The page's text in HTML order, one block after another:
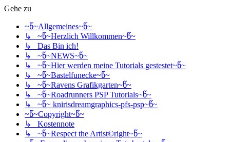
Gehe zu
~წ~Allgemeines~წ~
↳ ~წ~Herzlich Willkommen~წ~
↳ Das Bin ich!
↳ ~წ~NEWS~წ~
↳ ~წ~Hier werden meine Tutorials gestestet~წ~
↳ ~წ~Bastelfunecke~წ~
↳ ~წ~Ravens Grafikgarten~წ~
↳ ~წ~Roadrunners PSP Tutorials~წ~
↳ ~წ~ knirisdreamgraphics-pfs-psp~წ~
~წ~Copyright~წ~
↳ Kostennote
↳ ~წ~Respect the Artist©right~წ~